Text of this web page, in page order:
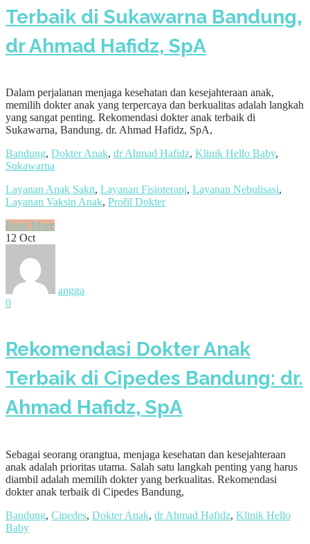
Terbaik di Sukawarna Bandung,
dr Ahmad Hafidz, SpA
Dalam perjalanan menjaga kesehatan dan kesejahteraan anak,
memilih dokter anak yang terpercaya dan berkualitas adalah langkah
yang sangat penting. Rekomendasi dokter anak terbaik di
Sukawarna, Bandung. dr. Ahmad Hafidz, SpA,
Bandung, Dokter Anak, dr Ahmad Hafidz, Klinik Hello Baby,
Sukawarna
Layanan Anak Sakit, Layanan Fisioterapi, Layanan Nebulisasi,
Layanan Vaksin Anak, Profil Dokter
Read More
12 Oct
angga
0
Rekomendasi Dokter Anak
Terbaik di Cipedes Bandung: dr.
Ahmad Hafidz, SpA
Sebagai seorang orangtua, menjaga kesehatan dan kesejahteraan
anak adalah prioritas utama. Salah satu langkah penting yang harus
diambil adalah memilih dokter yang berkualitas. Rekomendasi
dokter anak terbaik di Cipedes Bandung,
Bandung, Cipedes, Dokter Anak, dr Ahmad Hafidz, Klinik Hello
Baby